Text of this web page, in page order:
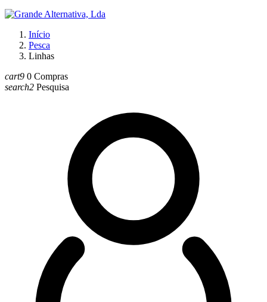
Início
Pesca
Linhas
cart9 0 Compras
search2 Pesquisa